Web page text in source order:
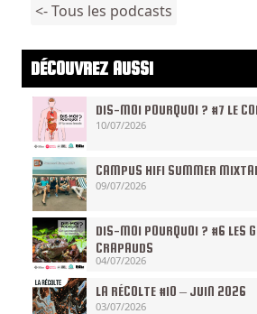
<- Tous les podcasts
DÉCOUVREZ AUSSI
DIS-MOI POURQUOI ? #7 LE
10/07/2026
CAMPUS HIFI SUMMER
09/07/2026
DIS-MOI POURQUOI ? #6 LES
CRAPAUDS
04/07/2026
LA RÉCOLTE #10 – JUIN 2026
03/07/2026